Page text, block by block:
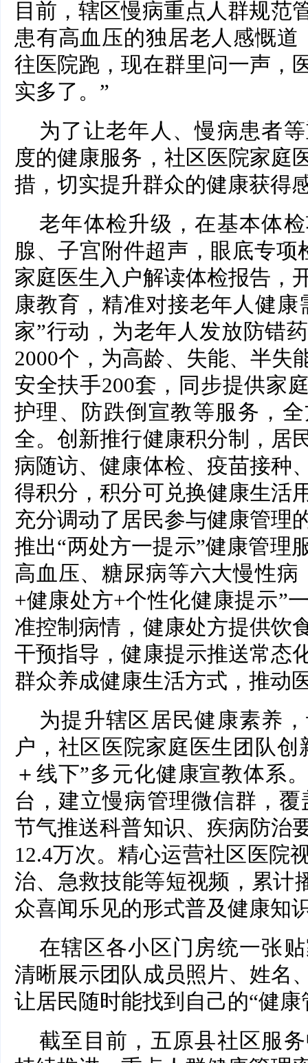
目前，辖区慢病重点人群规范
患有高血压的独居老人感慨道
往医院跑，现在群里问一声，
实多了。”
为了让老年人、慢病患者
度的健康服务，社区医院家庭
措，切实提升群众的健康获得
老年体检升级，在基本体
腺、子宫附件超声，眼底专项
家庭医生入户解读体检报告，
康教育，精准对接老年人健
家”行动，为老年人发放防错
2000个，为高龄、失能、半失
安全扶手200套，同步提供家
护理、防跌倒宣教等服务，
全。创新推行健康积分制，居
病随访、健康体检、疫苗接种
得积分，积分可兑换健康生活
充分调动了居民参与健康管理
推出“两处方一提示”健康管理
高血压、糖尿病等六大慢性病
+健康处方+个性化健康提示”
准控制病情，健康处方提供饮
干预指导，健康提示推送常态
群众养成健康生活方式，推动
为提升辖区居民健康素养
户，社区医院家庭医生团队
＋线下”多元化健康宣教体系
台，建立慢病管理微信群，
节气推送科普知识、疾病防治
12.4万次。精心运营社区医院
治、急救技能等短视频，累计
众喜闻乐见的形式普及健康知
在辖区各小区门房统一张
清晰展示团队成员照片、姓名
让居民随时能找到自己的“健康
截至目前，五原县社区服